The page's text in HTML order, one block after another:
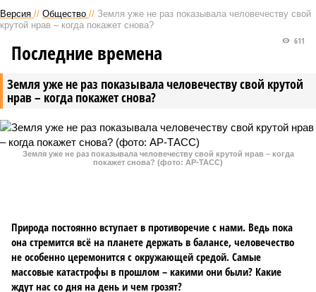
Версия // Общество // Земля уже не раз показывала человечеству свой
крутой нрав – когда покажет снова?
Земля уже не раз показывала человечеству свой крутой
нрав – когда покажет снова?
611
Последние времена
Земля уже не раз показывала человечеству свой крутой нрав – когда
покажет снова? (фото: АР-ТАСС)
Природа постоянно вступает в противоречие с нами. Ведь пока
она стремится всё на планете держать в балансе, человечество
не особенно церемонится с окружающей средой. Самые
массовые катастрофы в прошлом – какими они были? Какие
ждут нас со дня на день и чем грозят?